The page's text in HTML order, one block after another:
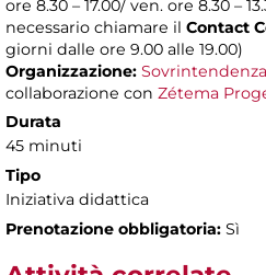
ore 8.30 – 17.00/ ven. ore 8.30 –
necessario chiamare il Contact
giorni dalle ore 9.00 alle 19.00)
Organizzazione:
collaborazione con Zétema
Durata
45 minuti
Tipo
Iniziativa didattica
Prenotazione obbligatoria: Sì